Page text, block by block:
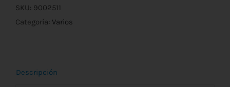
con
Luz
SKU: 9002511
Categoría: Varios
Descripción